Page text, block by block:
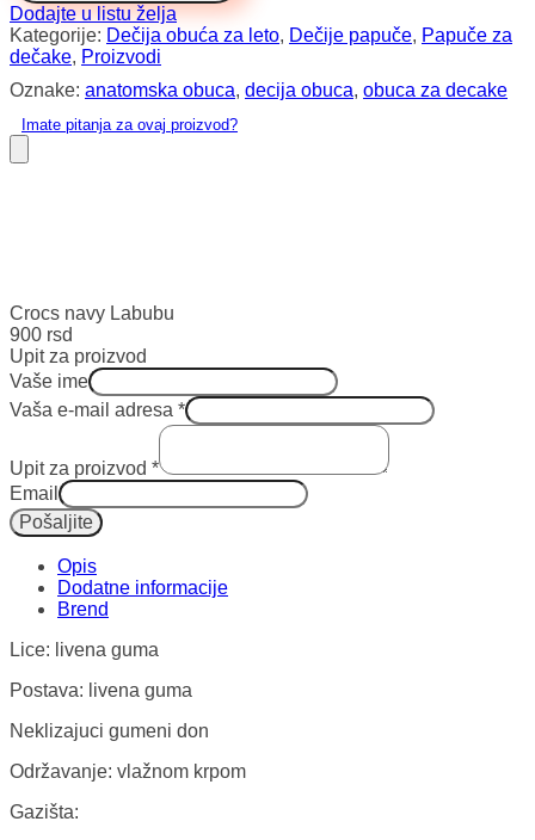
Dodajte u listu želja
Kategorije: Dečija obuća za leto, Dečije papuče, Papuče za
dečake, Proizvodi
Oznake: anatomska obuca, decija obuca, obuca za decake
Imate pitanja za ovaj proizvod?
Crocs navy Labubu
900 rsd
Upit za proizvod
Vaše ime
Vaša e-mail adresa *
Upit za proizvod *
Email
Pošaljite
Opis
Dodatne informacije
Lice: livena guma
Postava: livena guma
Neklizajuci gumeni don
Održavanje: vlažnom krpom
Gazišta: